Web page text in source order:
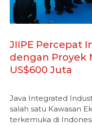
JIIPE Percepat
dengan Proyek
US$600 Juta
Java Integrated
salah satu Kawasan
terkemuka di